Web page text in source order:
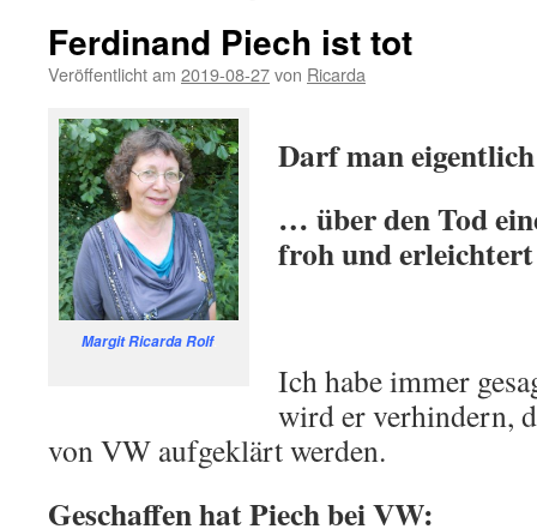
Ferdinand Piech ist tot
Veröffentlicht am 2019-08-27von Ricarda
Margit Ricarda Rolf.
Darf man
… über den Tod
froh und erleichtert
Ich habe immer
wird er verhindern,
von VW aufgeklärt werden.
Geschaffen hat Piech bei VW: